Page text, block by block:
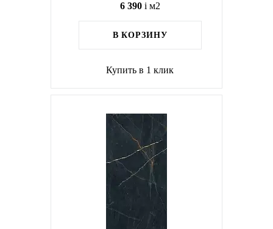
6 390 i м2
В КОРЗИНУ
Купить в 1 клик